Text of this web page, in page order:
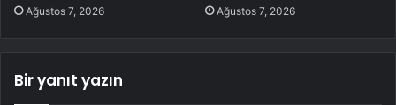
Ağustos 7, 2026 Ağustos 7, 2026
Bir yanıt yazın